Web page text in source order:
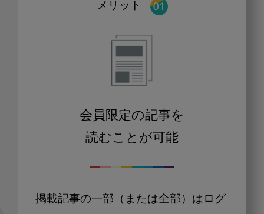
メリット
会員限定の記事を
読むことが可能
掲載記事の一部（または全部）はログ